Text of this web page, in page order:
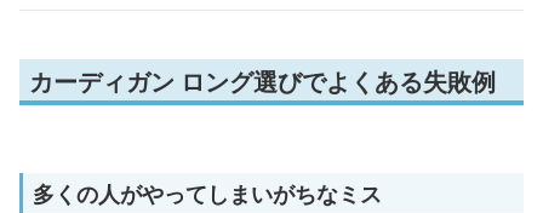
カーディガン ロング選びでよくある失敗例
多くの人がやってしまいがちなミス